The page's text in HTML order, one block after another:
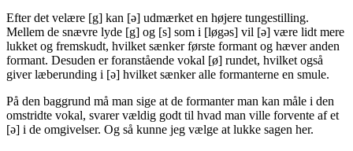
Efter det velære [g] kan [ə] udmærket en højere tungestilling.
Mellem de snævre lyde [g] og [s] som i [løgəs] vil [ə] være lidt mere
lukket og fremskudt, hvilket sænker første formant og hæver anden
formant. Desuden er foranstående vokal [ø] rundet, hvilket også
giver læberunding i [ə] hvilket sænker alle formanterne en smule.
På den baggrund må man sige at de formanter man kan måle i den
omstridte vokal, svarer vældig godt til hvad man ville forvente af et
[ə] i de omgivelser. Og så kunne jeg vælge at lukke sagen her.